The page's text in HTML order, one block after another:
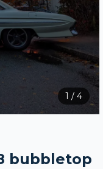
1 / 4
bubbletop